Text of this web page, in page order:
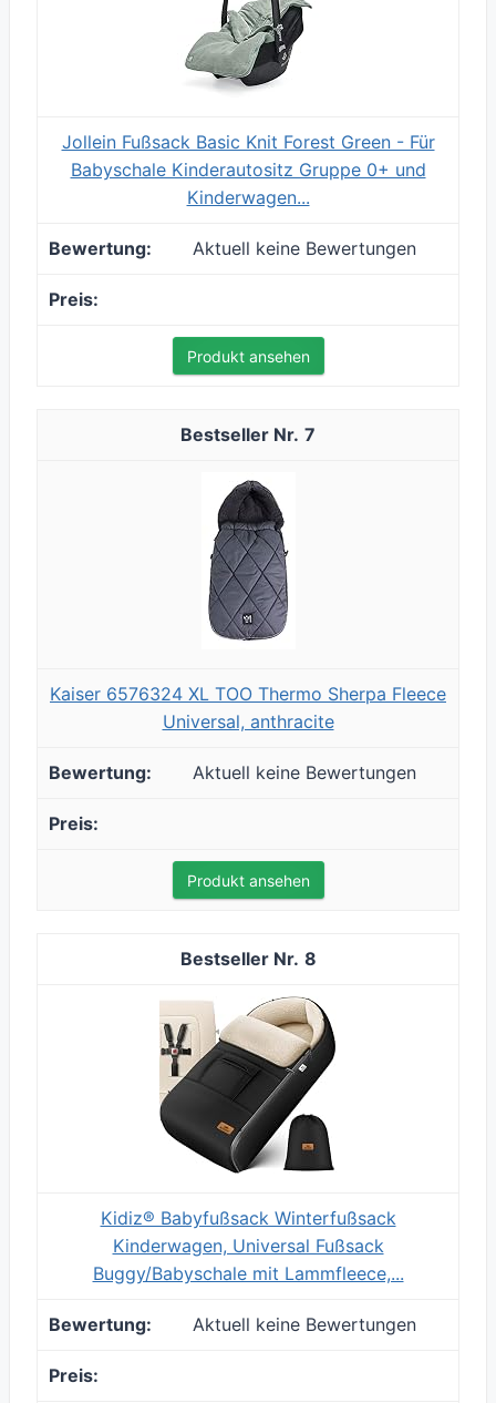
Jollein Fußsack Basic Knit Forest Green - Für
Babyschale Kinderautositz Gruppe 0+ und
Kinderwagen...
Aktuell keine Bewertungen
Produkt ansehen
7
Kaiser 6576324 XL TOO Thermo Sherpa Fleece
Universal, anthracite
Aktuell keine Bewertungen
Produkt ansehen
8
Kidiz® Babyfußsack Winterfußsack
Kinderwagen, Universal Fußsack
Buggy/Babyschale mit Lammfleece,...
Aktuell keine Bewertungen